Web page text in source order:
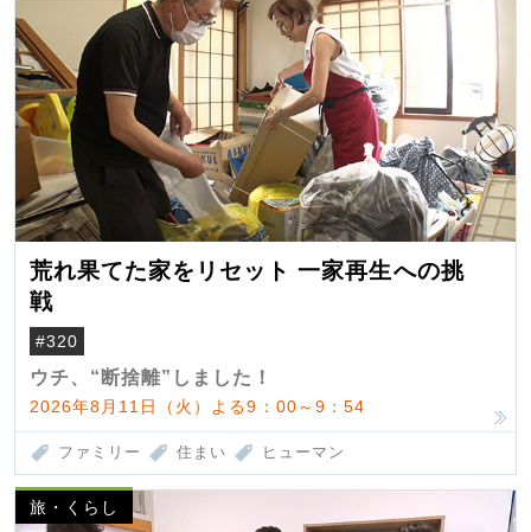
荒れ果てた家をリセット 一家再生への挑
戦
#320
ウチ、“断捨離”しました！
2026年8月11日（火）よる9：00～9：54
ファミリー 住まい ヒューマン
旅・くらし